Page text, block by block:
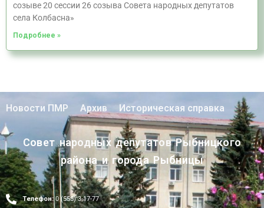
созыве 20 сессии 26 созыва Совета народных депутатов
села Колбасна»
Подробнее »
Новости ПМР Архив Историческая справка
Совет народных депутатов Рыбницкого
района и города Рыбницы
Телефон:0 (555) 3-17-77